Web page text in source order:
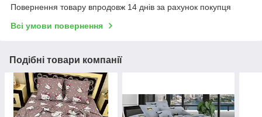
Повернення товару впродовж 14 днів за рахунок покупця
Всі умови повернення
Подібні товари компанії